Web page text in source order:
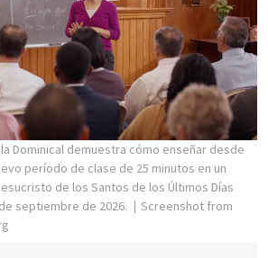
Dominical demuestra cómo enseñar desde
período de clase de 25 minutos en un
de los Santos de los Últimos Días
septiembre de 2026.
Screenshot from